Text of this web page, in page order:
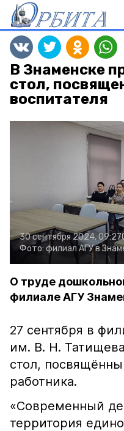
В Знаменске
стол,
воспитателя
30 сентября 2024, 09:27
Фото: филиал АГУ в
О труде
филиале АГУ
27 сентября в
им. В. Н.
стол,
работника.
«Современный
территория